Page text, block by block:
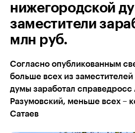
нижегородской
заместители
млн руб.
Согласно опубликованным
больше всех из
думы заработал справедросс
Разумовский, меньше всех –
Сатаев